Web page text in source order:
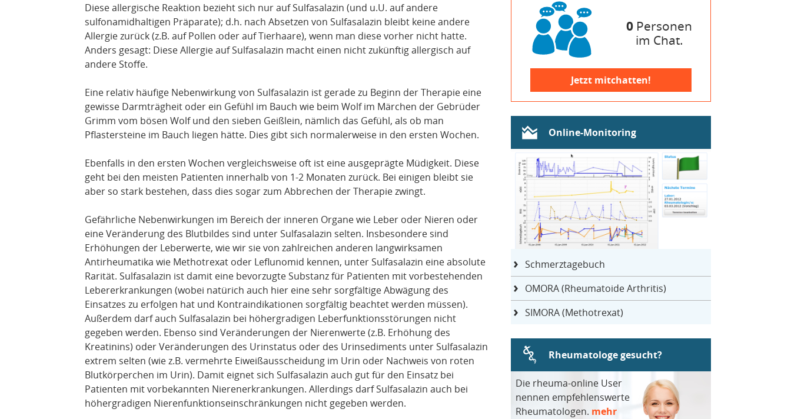
Diese allergische Reaktion bezieht sich nur auf Sulfasalazin (und u.U. auf andere
sulfonamidhaltigen Präparate); d.h. nach Absetzen von Sulfasalazin bleibt keine andere
Allergie zurück (z.B. auf Pollen oder auf Tierhaare), wenn man diese vorher nicht hatte.
Anders gesagt: Diese Allergie auf Sulfasalazin macht einen nicht zukünftig allergisch auf
andere Stoffe.
Eine relativ häufige Nebenwirkung von Sulfasalazin ist gerade zu Beginn der Therapie eine
gewisse Darmträgheit oder ein Gefühl im Bauch wie beim Wolf im Märchen der Gebrüder
Grimm vom bösen Wolf und den sieben Geißlein, nämlich das Gefühl, als ob man
Pflastersteine im Bauch liegen hätte. Dies gibt sich normalerweise in den ersten Wochen.
Ebenfalls in den ersten Wochen vergleichsweise oft ist eine ausgeprägte Müdigkeit. Diese
geht bei den meisten Patienten innerhalb von 1-2 Monaten zurück. Bei einigen bleibt sie
aber so stark bestehen, dass dies sogar zum Abbrechen der Therapie zwingt.
Gefährliche Nebenwirkungen im Bereich der inneren Organe wie Leber oder Nieren oder
eine Veränderung des Blutbildes sind unter Sulfasalazin selten. Insbesondere sind
Erhöhungen der Leberwerte, wie wir sie von zahlreichen anderen langwirksamen
Antirheumatika wie Methotrexat oder Leflunomid kennen, unter Sulfasalazin eine absolute
Rarität. Sulfasalazin ist damit eine bevorzugte Substanz für Patienten mit vorbestehenden
Lebererkrankungen (wobei natürich auch hier eine sehr sorgfältige Abwägung des
Einsatzes zu erfolgen hat und Kontraindikationen sorgfältig beachtet werden müssen).
Außerdem darf auch Sulfasalazin bei höhergradigen Leberfunktionsstörungen nicht
gegeben werden. Ebenso sind Veränderungen der Nierenwerte (z.B. Erhöhung des
Kreatinins) oder Veränderungen des Urinstatus oder des Urinsediments unter Sulfasalazin
extrem selten (wie z.B. vermehrte Eiweißausscheidung im Urin oder Nachweis von roten
Blutkörperchen im Urin). Damit eignet sich Sulfasalazin auch gut für den Einsatz bei
Patienten mit vorbekannten Nierenerkrankungen. Allerdings darf Sulfasalazin auch bei
höhergradigen Nierenfunktionseinschränkungen nicht gegeben werden.
0 Personen
im Chat.
Jetzt mitchatten!
Online-Monitoring
Schmerztagebuch
OMORA (Rheumatoide Arthritis)
SIMORA (Methotrexat)
Rheumatologe gesucht?
Die rheuma-online User
nennen empfehlenswerte
Rheumatologen. mehr